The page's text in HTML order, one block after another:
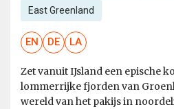
East Greenland
EN DE LA
Zet vanuit IJsland een epische
lommerrijke fjorden van
wereld van het pakijs in